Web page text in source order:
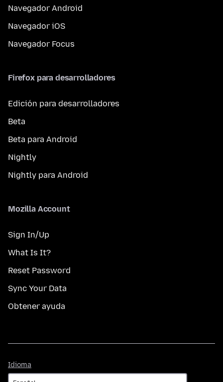
Navegador Android
Navegador iOS
Navegador Focus
Firefox para desarrolladores
Edición para desarrolladores
Beta
Beta para Android
Nightly
Nightly para Android
Mozilla Account
Sign In/Up
What Is It?
Reset Password
Sync Your Data
Obtener ayuda
Idioma